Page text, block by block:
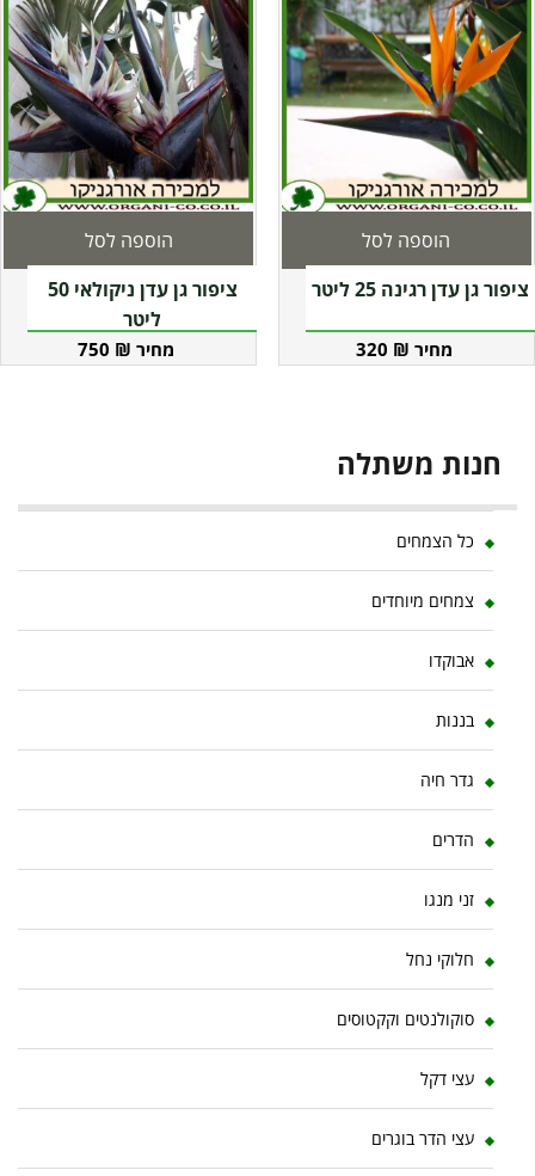
ציפור גן עדן רגינה 25 ליטר
320 ₪
הוספה לסל
ציפור גן עדן ניקולאי 50
ליטר
750 ₪
הוספה לסל
חנות משתלה
כל הצמחים
צמחים מיוחדים
אבוקדו
בננות
גדר חיה
הדרים
זני מנגו
חלוקי נחל
סוקולנטים וקקטוסים
עצי דקל
עצי הדר בוגרים